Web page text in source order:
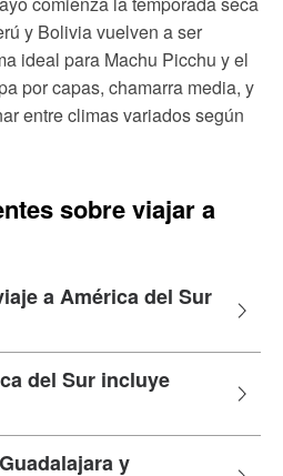
y Bolivia vuelven a ser
ideal para Machu Picchu y el
por capas, chamarra media, y
entre climas variados según
sobre viajar a
a América del Sur
del Sur incluye
y